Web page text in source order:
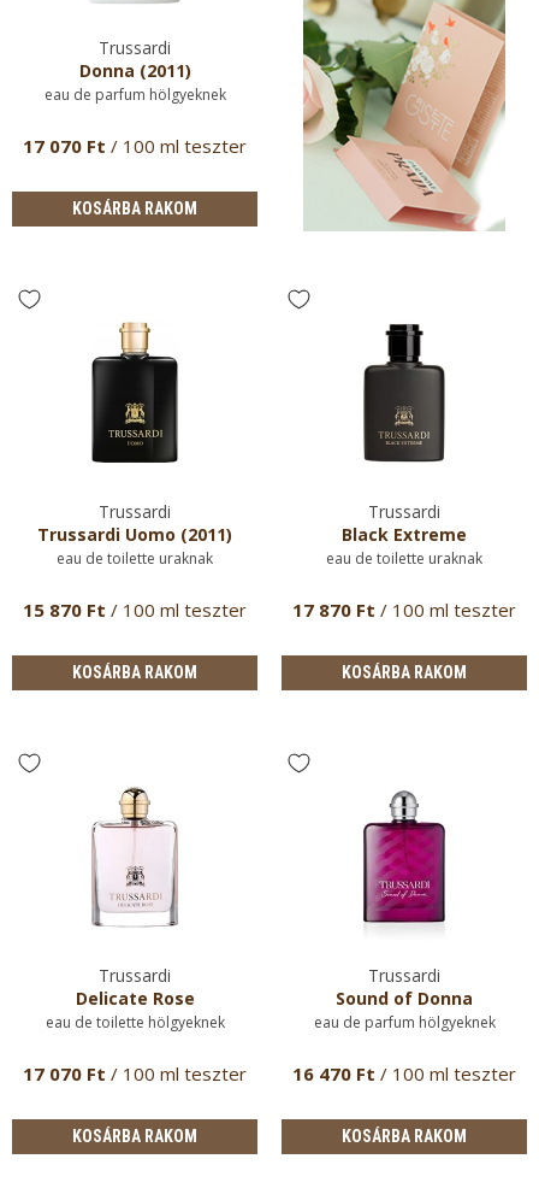
Trussardi
Donna (2011)
eau de parfum hölgyeknek
17 070 Ft / 100 ml teszter
KOSÁRBA RAKOM
Trussardi
Trussardi Uomo (2011)
eau de toilette uraknak
15 870 Ft / 100 ml teszter
KOSÁRBA RAKOM
Trussardi
Black Extreme
eau de toilette uraknak
17 870 Ft / 100 ml teszter
KOSÁRBA RAKOM
Trussardi
Delicate Rose
eau de toilette hölgyeknek
17 070 Ft / 100 ml teszter
KOSÁRBA RAKOM
Trussardi
Sound of Donna
eau de parfum hölgyeknek
16 470 Ft / 100 ml teszter
KOSÁRBA RAKOM